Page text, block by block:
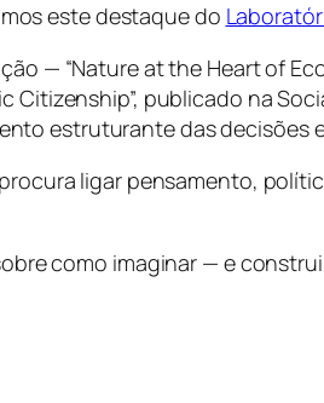
este destaque do
— “Nature at the Heart of
Citizenship”, publicado na
estruturante das decisões
ligar pensamento,
como imaginar — e